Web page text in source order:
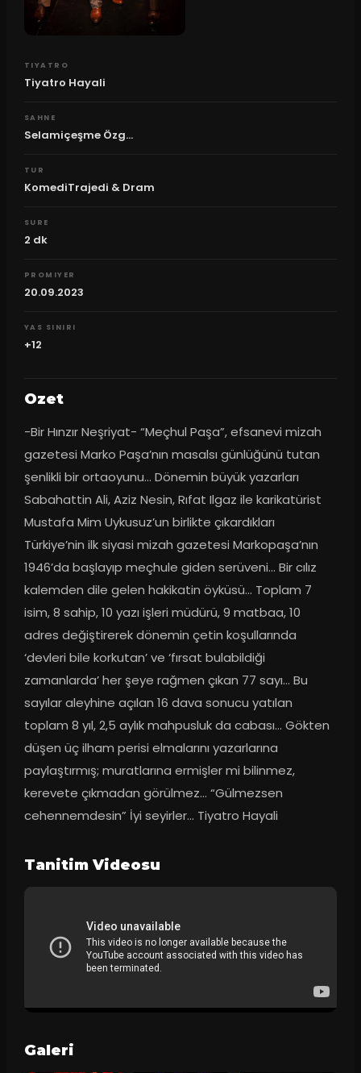
TIYATRO
Tiyatro Hayali
SAHNE
Selamiçeşme Özg...
TUR
KomediTrajedi & Dram
SURE
2 dk
PROMIYER
20.09.2023
YAS SINIRI
+12
Ozet
-Bir Hınzır Neşriyat- “Meçhul Paşa”, efsanevi mizah
gazetesi Marko Paşa’nın masalsı günlüğünü tutan
şenlikli bir ortaoyunu... Dönemin büyük yazarları
Sabahattin Ali, Aziz Nesin, Rıfat Ilgaz ile karikatürist
Mustafa Mim Uykusuz’un birlikte çıkardıkları
Türkiye’nin ilk siyasi mizah gazetesi Markopaşa’nın
1946’da başlayıp meçhule giden serüveni... Bir cılız
kalemden dile gelen hakikatin öyküsü... Toplam 7
isim, 8 sahip, 10 yazı işleri müdürü, 9 matbaa, 10
adres değiştirerek dönemin çetin koşullarında
‘devleri bile korkutan’ ve ‘fırsat bulabildiği
zamanlarda’ her şeye rağmen çıkan 77 sayı... Bu
sayılar aleyhine açılan 16 dava sonucu yatılan
toplam 8 yıl, 2,5 aylık mahpusluk da cabası... Gökten
düşen üç ilham perisi elmalarını yazarlarına
paylaştırmış; muratlarına ermişler mi bilinmez,
kerevete çıkmadan görülmez... “Gülmezsen
cehennemdesin” İyi seyirler... Tiyatro Hayali
Tanitim Videosu
Galeri